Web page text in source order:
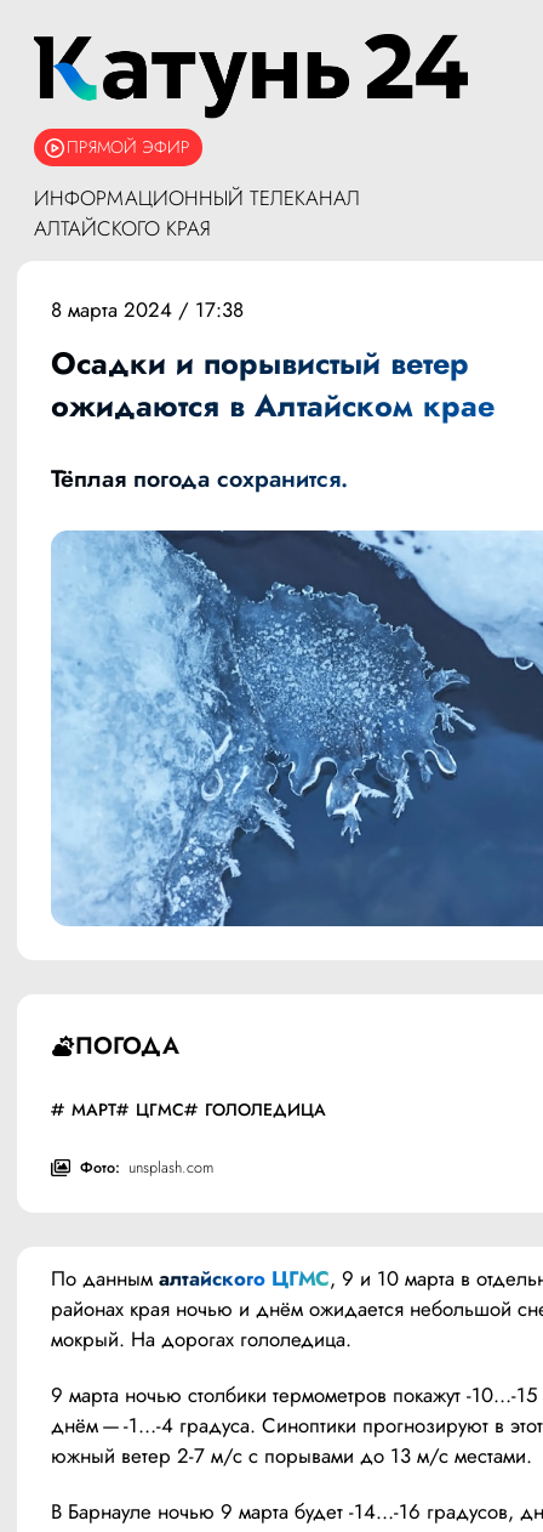
ПРЯМОЙ ЭФИР
ИНФОРМАЦИОННЫЙ ТЕЛЕКАНАЛ
АЛТАЙСКОГО КРАЯ
ПОГОДА
МАРТ ЦГМС ГОЛОЛЕДИЦА
Фото: unsplash.com
8 марта 2024 / 17:38
Осадки и порывистый ветер
ожидаются в Алтайском крае
Тёплая погода сохранится.
По данным алтайского ЦГМС, 9 и 10 марта в
районах края ночью и днём ожидается небольшой
мокрый. На дорогах гололедица.
9 марта ночью столбики термометров покажут -10…-15
днём — -1…-4 градуса. Синоптики прогнозируют в
южный ветер 2-7 м/с с порывами до 13 м/с местами.
В Барнауле ночью 9 марта будет -14…-16 градусов,